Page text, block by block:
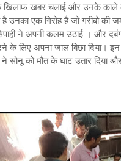
खबर चलाई और उनके काले
है उनका एक गिरोह है जो गरीबो
ने अपनी कलम उठाई । और
लिए अपना जाल बिछा दिया। इन
ने सोनू को मौत के घाट उतार